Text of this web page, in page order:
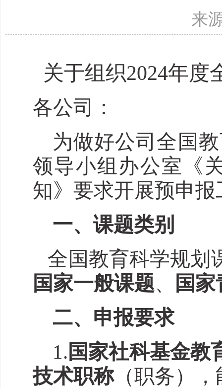
来
关于组织2024年度
各公司：
为做好公司全国
领导小组办公室《
知》要求开展预申
一、 课题类别
全国教育科学规划
国家一般课题、
国
二、 申报要求
1.国家社科基金教
技术职称（职务）